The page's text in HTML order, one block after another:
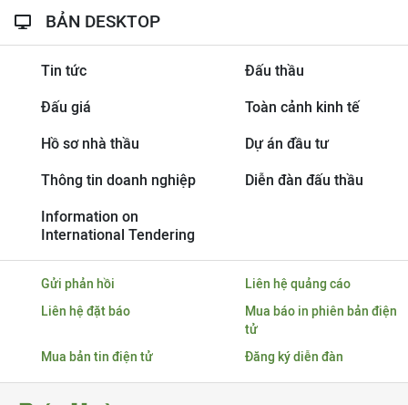
BẢN DESKTOP
Tin tức Đấu thầu
Đấu giá Toàn cảnh kinh tế
Hồ sơ nhà thầu Dự án đầu tư
Thông tin doanh nghiệp Diễn đàn đấu thầu
Information on
International Tendering
Gửi phản hồi
Liên hệ quảng cáo
Liên hệ đặt báo
Mua báo in phiên bản điện
tử
Mua bản tin điện tử
Đăng ký diễn đàn